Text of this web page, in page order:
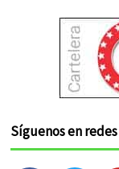
Síguenos en redes